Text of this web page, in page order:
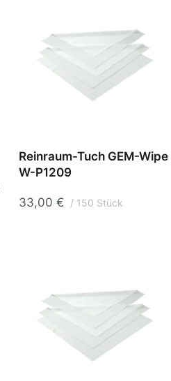
Reinraum-Tuch GEM-Wipe
W-P1209
33,00 € 150 Stück